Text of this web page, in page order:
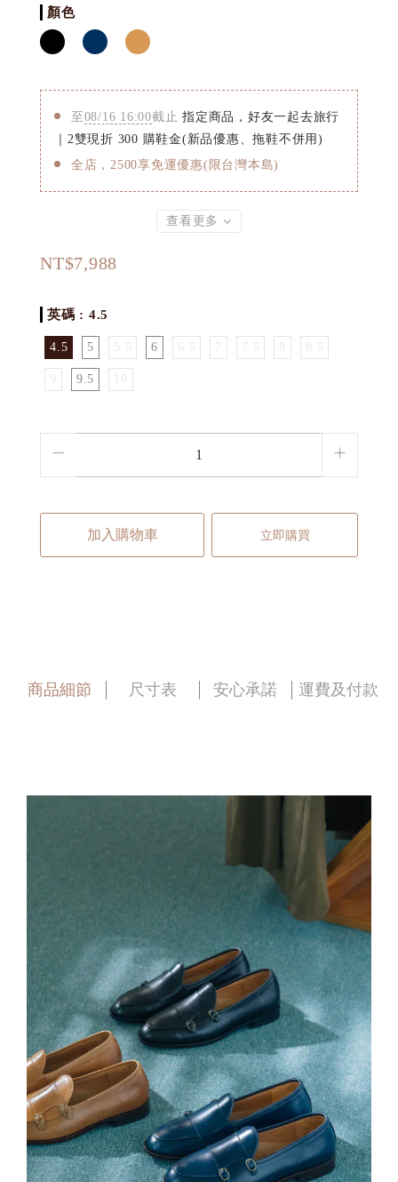
顏色
至 08/16 16:00截止 指定商品，好友一起去旅行
｜2雙現折 300 購鞋金(新品優惠、拖鞋不併用)
全店，2500享免運優惠(限台灣本島)
查看更多
NT$7,988
英碼 : 4.5
4.5 5 5.5 6 6.5 7 7.5 8 8.5
9 9.5 10
加入購物車 立即購買
商品細節 尺寸表 安心承諾 運費及付款